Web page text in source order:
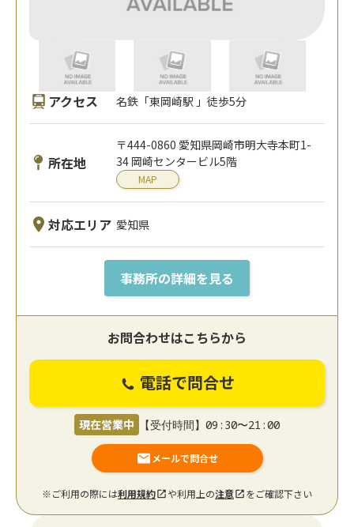
アクセス 名鉄「東岡崎駅 」徒歩5分
所在地
〒444-0860 愛知県岡崎市明大寺本町1-
34 岡崎センタービル5階
MAP
対応エリア 愛知県
事務所の詳細を見る
お問合わせはこちらから
電話で問合せ
現在営業中 【受付時間】09:30〜21:00
メールで問合せ
※ご利用の際には利用規約 や利用上の注意 をご確認下さい